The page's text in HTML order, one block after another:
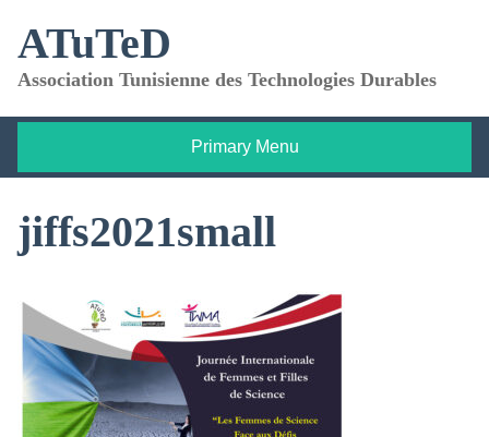
content
ATuTeD
Association Tunisienne des Technologies Durables
Primary Menu
jiffs2021small